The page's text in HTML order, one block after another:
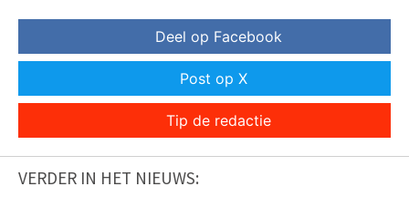
Deel op Facebook
Post op X
Tip de redactie
VERDER IN HET NIEUWS: